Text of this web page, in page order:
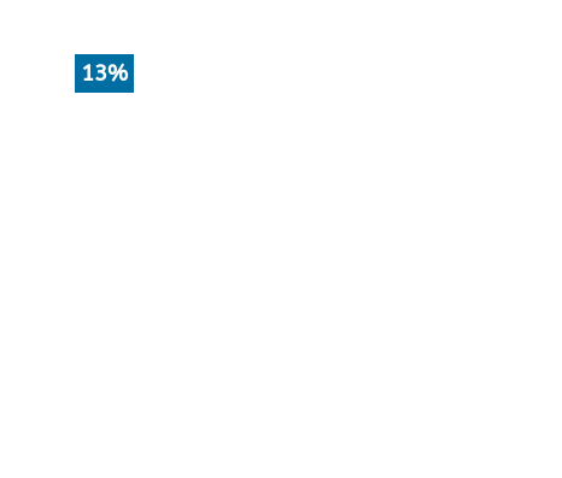
13%